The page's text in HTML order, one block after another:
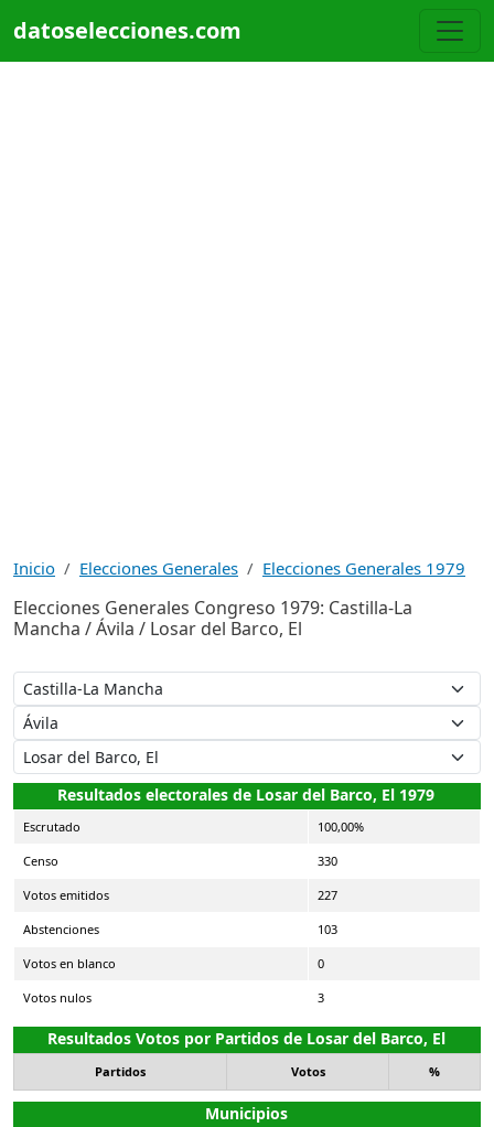
datoselecciones.com
Inicio Elecciones Generales Elecciones Generales 1979
Elecciones Generales Congreso 1979: Castilla-La
Mancha / Ávila / Losar del Barco, El
Resultados electorales de Losar del Barco, El 1979
Escrutado 100,00%
Censo 330
Votos emitidos 227
Abstenciones 103
Votos en blanco 0
Votos nulos 3
Resultados Votos por Partidos de Losar del Barco, El
Partidos Votos %
Municipios